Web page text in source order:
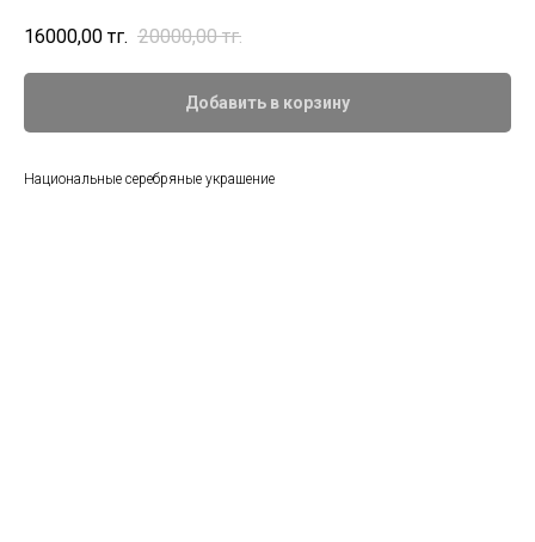
16000,00 тңг. 20000,00 тңг.
Добавить в корзину
Национальные серебряные украшение